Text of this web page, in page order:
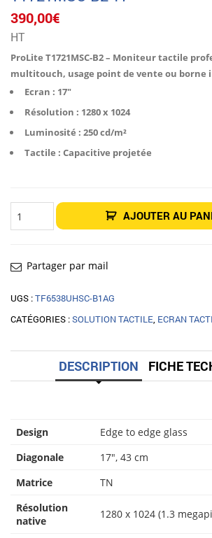
390,00€
HT
ProLite T1721MSC-B2 – Moniteur tactile
multitouch, usage point de vente ou borne
Ecran : 17″
Résolution : 1280 x 1024
Luminosité : 250 cd/m²
Tactile : Capacitive projetée
quantité
de
T1721MSC-
B2
AJOUTER AU
Partager par mail
UGS :TF6538UHSC-B1AG
CATÉGORIES :SOLUTION TACTILE, ECRAN
DESCRIPTION FICHE
Design
Edge to edge glass
Diagonale
17″, 43 cm
Matrice
TN
Résolution
native
1280 x 1024 (1.3